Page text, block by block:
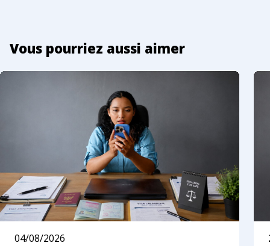
Vous pourriez aussi aimer
04/08/2026